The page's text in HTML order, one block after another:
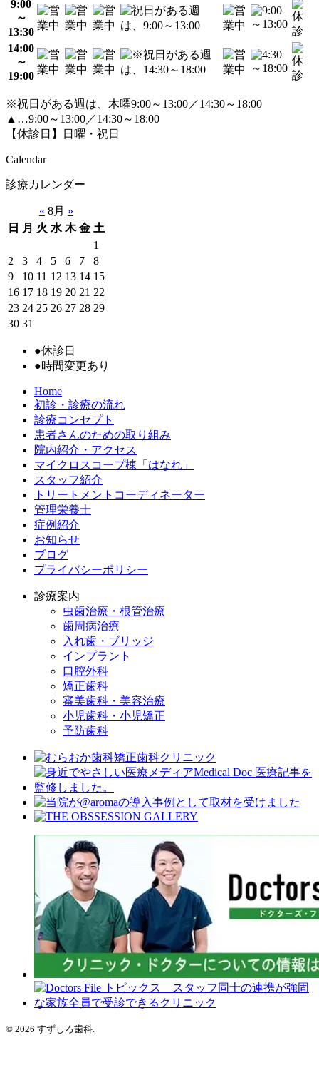
9:00
～
13:30
14:00
～
19:00
※祝日がある週は、木曜9:00～13:00／14:30～18:00
▲…9:00～13:00／14:30～18:00
【休診日】日曜・祝日
Calendar
診療カレンダー
« 8月 »
日
月 火 水 木 金 土
1
2
3 4 5 6 7
8
9
10 11 12 13 14 15
16 17 18 19 20 21 22
23 24 25 26 27 28 29
30 31
●休診日
●時間変更あり
Home
初診・診療の流れ
診療コンセプト
患者さんのための取り組み
院内紹介・アクセス
マイクロスコープ棟「はなれ」
スタッフ紹介
トリートメントコーディネーター
管理栄養士
症例紹介
お知らせ
ブログ
プライバシーポリシー
診療案内
虫歯治療・根管治療
歯周病治療
入れ歯・ブリッジ
インプラント
口腔外科
矯正歯科
審美歯科・美容治療
小児歯科・小児矯正
予防歯科
© 2026 すずしろ歯科.